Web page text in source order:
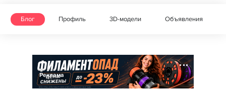
Блог Профиль 3D-модели Объявления
Реклама